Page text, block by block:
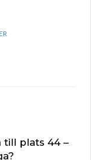
till plats 44 –